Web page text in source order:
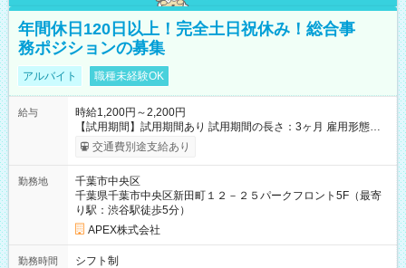
年間休日120日以上！完全土日祝休み！総合事
務ポジションの募集
アルバイト 職種未経験OK
給与
時給1,200円～2,200円
【試用期間】試用期間あり 試用期間の長さ：3ヶ月 雇用形態、
給与は本採用時と同じです。
交通費別途支給あり
勤務地
千葉市中央区
千葉県千葉市中央区新田町１２－２５パークフロント5F（最寄
り駅：渋谷駅徒歩5分）
APEX株式会社
勤務時間
シフト制